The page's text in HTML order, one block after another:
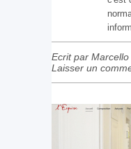
Ecrit par
Laisser un